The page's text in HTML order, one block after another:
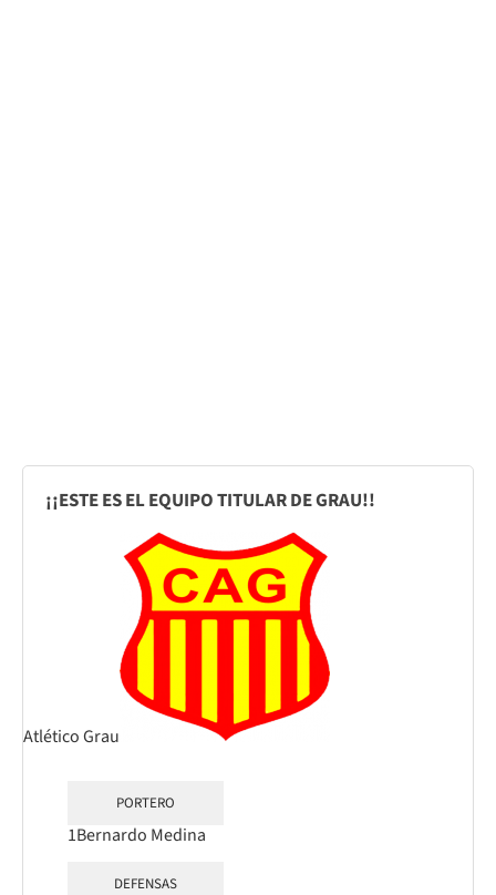
¡¡ESTE ES EL EQUIPO TITULAR DE GRAU!!
Atlético Grau
PORTERO
1Bernardo Medina
DEFENSAS